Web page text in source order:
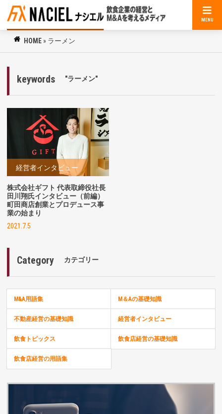
MENU
HOME » ラーメン
keywords "ラーメン"
経営者インタビュー
株式会社ギフト 代表取締役社長
田川翔氏インタビュー（前編）
町田商店創業とプロデュース事
業の始まり
2021.7.5
Category カテゴリー
M&A用語集 M＆Aの基礎知識
不動産経営の基礎知識 経営者インタビュー
飲食トピックス 飲食店経営の基礎知識
飲食店経営の用語集